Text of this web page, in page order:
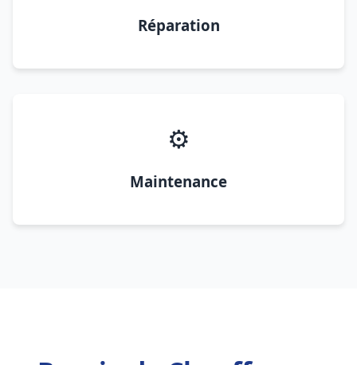
Réparation
⚙️
Maintenance